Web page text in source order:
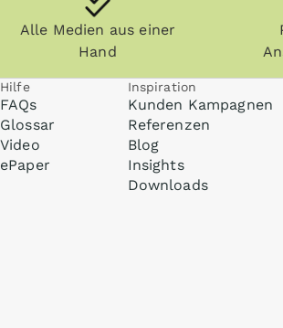
Alle Medien aus einer
Hand
Hilfe
FAQs
Glossar
Video
ePaper
Inspiration
Kunden Kampagnen
Referenzen
Blog
Insights
Downloads